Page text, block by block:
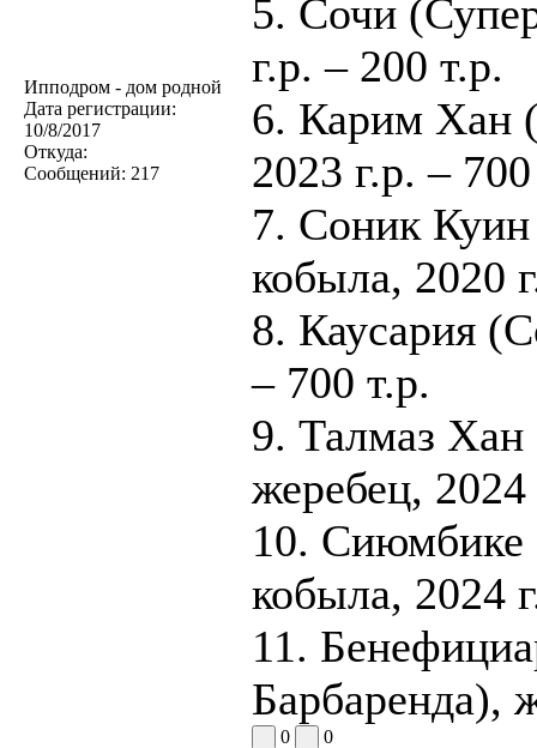
Ипподром - дом родной
Дата регистрации:
10/8/2017
Откуда:
Сообщений: 217
5. Сочи
г.р. – 200 т.р.
6. Карим Хан
2023 г.р. –
7. Соник
кобыла, 2020
8. Каусария
– 700 т.р.
9. Талмаз
жеребец, 2024
10. Сиюмбике
кобыла, 2024
11.
Барбаренда),
0 0